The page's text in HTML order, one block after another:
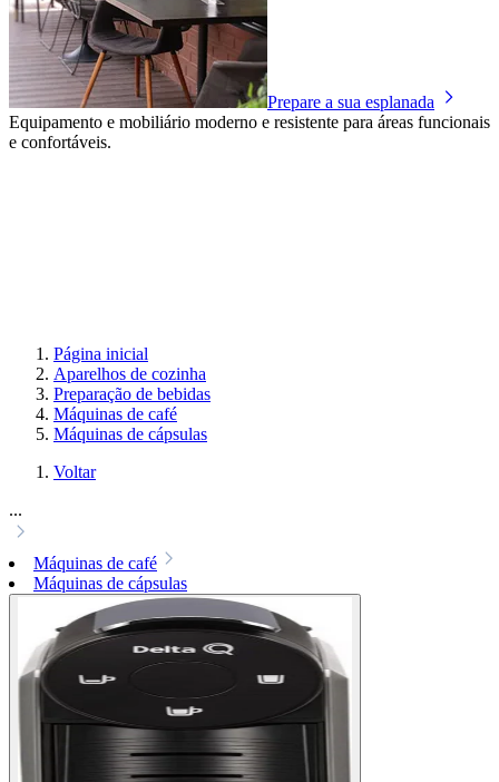
Prepare a sua esplanada
Equipamento e mobiliário moderno e resistente para áreas funcionais
e confortáveis.
Página inicial
Aparelhos de cozinha
Preparação de bebidas
Máquinas de café
Máquinas de cápsulas
Voltar
...
Máquinas de café
Máquinas de cápsulas